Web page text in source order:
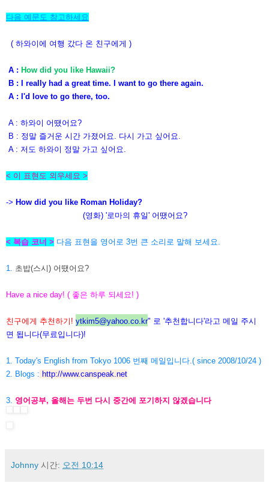
다음 예문도 참고하세요
( 하와이에 여행 갔다 온 친구에게 )
A : How did you like Hawaii?
B : I really had a great time. I want to go there again.
A : I'd love to go there, too.
A : 하와이 어땠어요?
B : 정말 즐거운 시간 가졌어요. 다시 가고 싶어요.
A : 저도 하와이 정말 가고 싶어요.
< 이 표현도 외우세요 >
-> How did you like Roman Holiday?
(영화) '로마의 휴일' 어땠어요?
< 복습 코너 > 다음 표현을 영어로 3번 큰 소리로 말해 보세요.
1. 초밥(스시) 어땠어요?
Have a nice day! ( 좋은 하루 되세요! )
친구에게 추천하기! ytkim5@yahoo.co.kr" 로 '추천합니다'라고 메일 주시
면 됩니다(무료입니다)!
1. Today's English from Tokyo 1006 번째 메일입니다.( since 2008/10/24 )
2. Blogs : http://www.canspeak.net
3. 영어공부, 올해는 두번 다시 중간에 포기하지 않겠습니다
Johnny 시간: 오전 10:14